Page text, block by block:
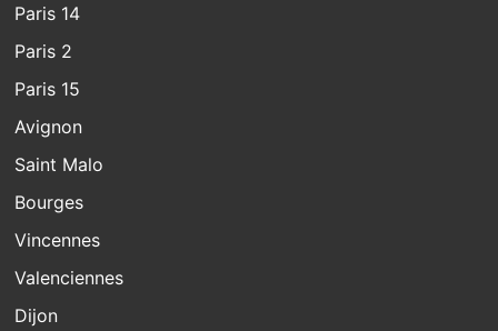
Paris 14
Paris 2
Paris 15
Avignon
Saint Malo
Bourges
Vincennes
Valenciennes
Dijon